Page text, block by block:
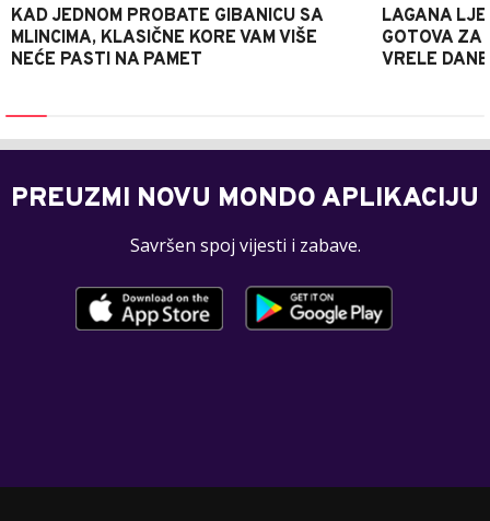
KAD JEDNOM PROBATE GIBANICU SA
MLINCIMA, KLASIČNE KORE VAM VIŠE
NEĆE PASTI NA PAMET
LAGANA
GOTOVA ZA
VRELE DANE
PREUZMI NOVU MONDO APLIKACIJU
Savršen spoj vijesti i zabave.